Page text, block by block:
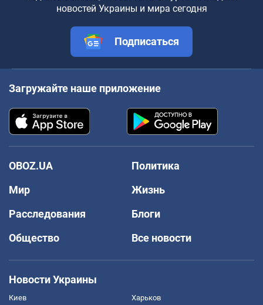
новостей Украины и мира сегодня
Подписаться
Загружайте наше приложение
OBOZ.UA
Политика
Мир
Жизнь
Расследования
Блоги
Общество
Все новости
Новости Украины
Киев Харьков